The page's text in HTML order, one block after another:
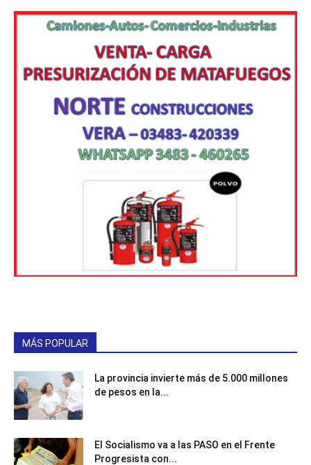
MÁS POPULAR
La provincia invierte más de 5.000 millones
de pesos en la...
El Socialismo va a las PASO en el Frente
Progresista con...